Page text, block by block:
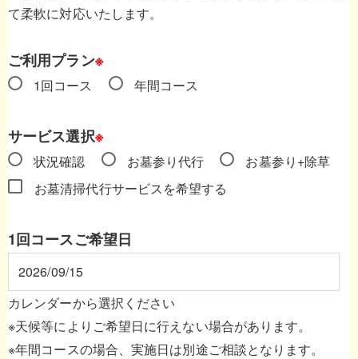
て柔軟に対応いたします。
ご利用プラン※
1回コース 年間コース
サービス選択※
状況確認 お墓参り代行
お墓参り+除草
お墓清掃代行サービスを希望する
1回コースご希望日
カレンダーから選択ください
※天候等によりご希望日に行えない場合があります。
※年間コースの場合、実施日は別途ご相談となります。